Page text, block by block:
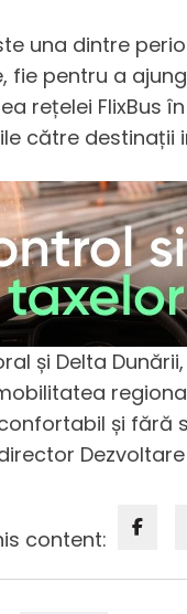
una dintre
fie pentru a
rețelei FlixBus
către destinații
și Delta
și fără
content: